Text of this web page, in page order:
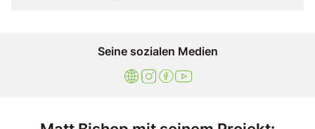
Seine sozialen Medien